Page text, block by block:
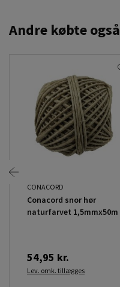
Andre købte også
CONACORD
Conacord snor hør
naturfarvet 1,5mmx50m
54,95 kr.
Lev. omk. tillægges